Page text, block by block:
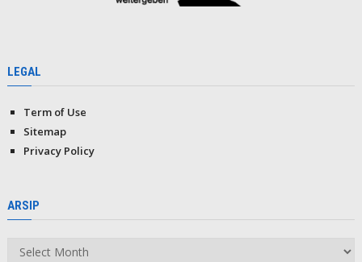
LEGAL
Term of Use
Sitemap
Privacy Policy
ARSIP
Arsip